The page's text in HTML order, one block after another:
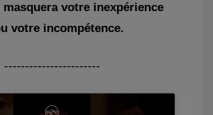
votre inexpérience
votre incompétence.
-----------------------